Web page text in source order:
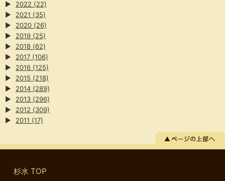
▶
2022 (22)
▶
2021 (35)
▶
2020 (26)
▶
2019 (25)
▶
2018 (62)
▶
2017 (106)
▶
2016 (125)
▶
2015 (218)
▶
2014 (289)
▶
2013 (296)
▶
2012 (309)
▶
2011 (17)
杉水 TOP